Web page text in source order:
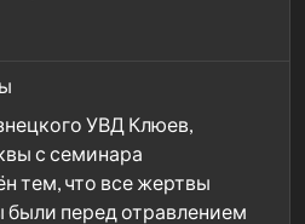
УВД Клюев,
с семинара
тем, что все жертвы
были перед отравлением